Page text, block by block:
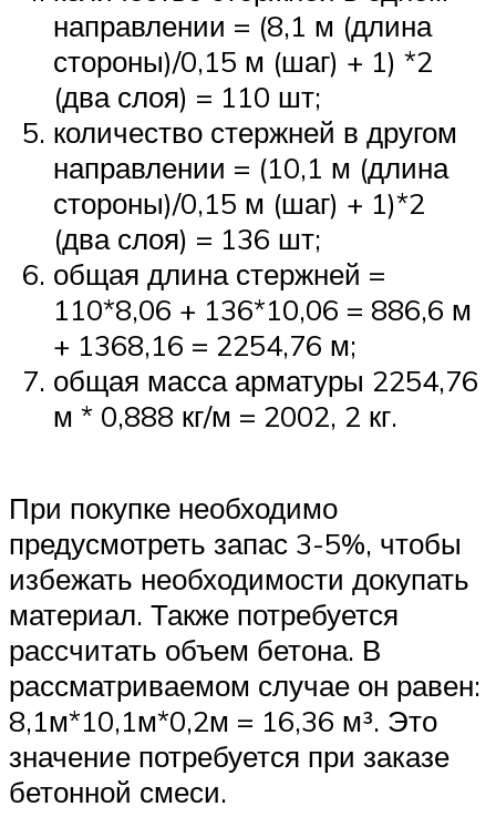
направлении = (8,1 м (длина
стороны)/0,15 м (шаг) + 1) *2
(два слоя) = 110 шт;
количество стержней в другом
направлении = (10,1 м (длина
стороны)/0,15 м (шаг) + 1)*2
(два слоя) = 136 шт;
общая длина стержней =
110*8,06 + 136*10,06 = 886,6 м
+ 1368,16 = 2254,76 м;
общая масса арматуры 2254,76
м * 0,888 кг/м = 2002, 2 кг.
При покупке необходимо
предусмотреть запас 3-5%, чтобы
избежать необходимости докупать
материал. Также потребуется
рассчитать объем бетона. В
рассматриваемом случае он равен:
8,1м*10,1м*0,2м = 16,36 м³. Это
значение потребуется при заказе
бетонной смеси.